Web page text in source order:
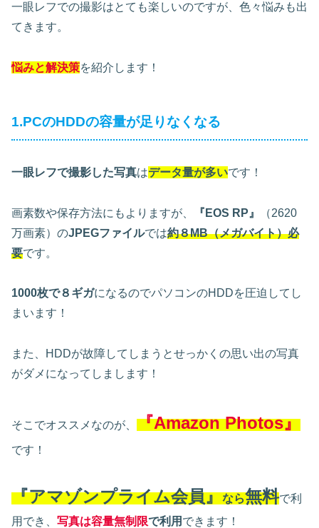
一眼レフでの撮影はとても楽しいのですが、色々悩みも出
てきます。
悩みと解決策を紹介します！
1.PCのHDDの容量が足りなくなる
一眼レフで撮影した写真はデータ量が多いです！
画素数や保存方法にもよりますが、 『EOS RP』
（2620
万画素）のJPEGファイルでは約８MB（メガバイト）必
要です。
1000枚で８ギガになるのでパソコンのHDDを圧迫してし
まいます！
また、HDDが故障してしまうとせっかくの思い出の写真
がダメになってしまします！
そこでオススメなのが、 『Amazon Photos』
です！
『アマゾンプライム会員』なら無料で利
用でき、 写真は容量無制限で利用 できます！